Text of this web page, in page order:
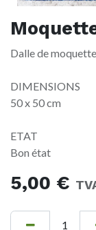
Dalle de
DIMENSIONS
50 x 50 cm
ETAT
Bon état
5,00 €